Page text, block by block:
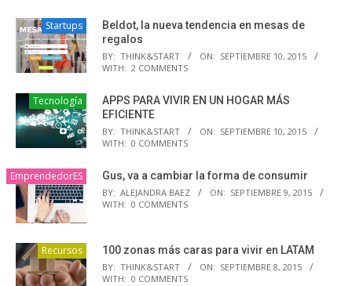
Startups
Beldot, la nueva tendencia en mesas de
regalos
BY: THINK&START ON: SEPTIEMBRE 10, 2015
WITH: 2 COMMENTS
Tecnología
APPS PARA VIVIR EN UN HOGAR MÁS
EFICIENTE
BY: THINK&START ON: SEPTIEMBRE 10, 2015
WITH: 0 COMMENTS
EmprendedorES Gus, va a cambiar la forma de consumir
BY: ALEJANDRA BAEZ ON: SEPTIEMBRE 9, 2015
WITH: 0 COMMENTS
Recursos 100 zonas más caras para vivir en LATAM
BY: THINK&START ON: SEPTIEMBRE 8, 2015
WITH: 0 COMMENTS